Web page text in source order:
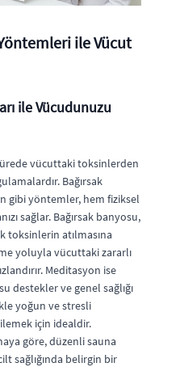
ile Vücut
ile Vücudunuzu
vücuttaki toksinlerden
Bağırsak
gibi yöntemler, hem fiziksel
sağlar. Bağırsak banyosu,
toksinlerin atılmasına
yoluyla vücuttaki zararlı
Meditasyon ise
destekler ve genel sağlığı
yoğun ve stresli
için idealdir.
göre, düzenli sauna
sağlığında belirgin bir